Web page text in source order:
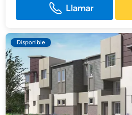
Llamar
Disponible